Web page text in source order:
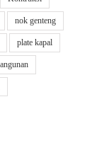
nok genteng
plate kapal